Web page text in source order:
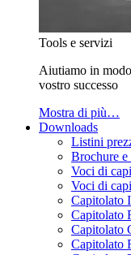
Tools e servizi
Aiutiamo in
vostro successo
Mostra di più…
Downloads
Listini
Brochure e
Voci di
Voci di
Capitolato
Capitolato
Capitolato
Capitolato